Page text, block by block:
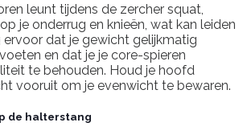
leunt tijdens de zercher squat,
je onderrug en knieën, wat kan leiden
dat je gewicht gelijkmatig
en dat je je core-spieren
te behouden. Houd je hoofd
vooruit om je evenwicht te bewaren.
de halterstang